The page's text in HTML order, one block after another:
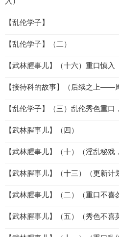
【乱伦学子】
【乱伦学子】（二）
【武林腥事儿】（十六）重口慎入
【接待科的故事】（后续之上——
【乱伦学子】（三）乱伦秀色重口
【武林腥事儿】（四）
【武林腥事儿】（十）（淫乱秘戏
【武林腥事儿】（十三）（更新计
【武林腥事儿】（二）（重口不喜
【武林腥事儿】（五）（秀色不喜